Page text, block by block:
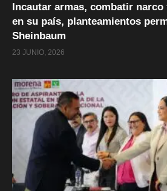
Incautar armas, combatir narco
en su país, planteamientos
Sheinbaum
23 JUNIO, 2026